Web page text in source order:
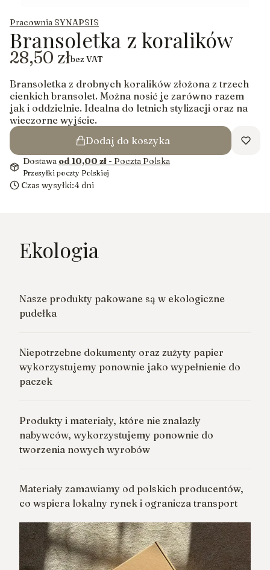
Pracownia SYNAPSIS
Bransoletka z koralików
Cena
28,50 złbez VAT
Bransoletka z drobnych koralików złożona z trzech
cienkich bransolet. Można nosić je zarówno razem
jak i oddzielnie. Idealna do letnich stylizacji oraz na
wieczorne wyjście.
Dodaj do koszyka
Dostawa od 10,00 zł - Poczta Polska
Przesyłki poczty Polskiej
Czas wysyłki:4 dni
Ekologia
Nasze produkty pakowane są w ekologiczne
pudełka
Niepotrzebne dokumenty oraz zużyty papier
wykorzystujemy ponownie jako wypełnienie do
paczek
Produkty i materiały, które nie znalazły
nabywców, wykorzystujemy ponownie do
tworzenia nowych wyrobów
Materiały zamawiamy od polskich producentów,
co wspiera lokalny rynek i ogranicza transport